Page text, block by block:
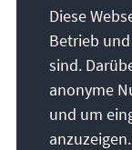
Diese
Betrieb
sind.
anonyme
und um